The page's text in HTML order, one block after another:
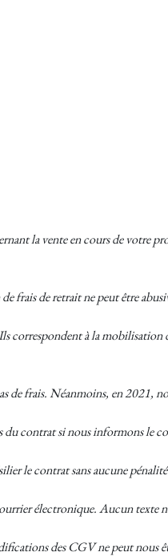
la vente en cours de votre
frais de retrait ne peut être
correspondent à la
de frais. Néanmoins, en 2021,
contrat si nous informons le
le contrat sans aucune
électronique. Aucun texte
des CGV ne peut nous